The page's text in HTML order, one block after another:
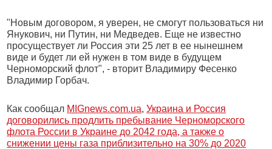
"Новым договором, я уверен, не смогут пользоваться ни
Янукович, ни Путин, ни Медведев. Еще не известно
просуществует ли Россия эти 25 лет в ее нынешнем
виде и будет ли ей нужен в том виде в будущем
Черноморский флот", - вторит Владимиру Фесенко
Владимир Горбач.
Как сообщал MIGnews.com.ua,Украина и Россия
договорились продлить пребывание Черноморского
флота России в Украине до 2042 года, а также о
снижении цены газа приблизительно на 30% до 2020